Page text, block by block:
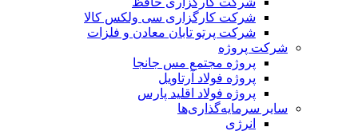
شرکت کارگزاری سی ولکس کالا
شرکت پرتو تابان معادن و فلزات
شرکت پروژه
پروژه مجتمع مس جانجا
پروژه فولاد آرتاویل
پروژه فولاد اقلید پارس
سایر سرمایه‌گذاری‌ها
انرژی